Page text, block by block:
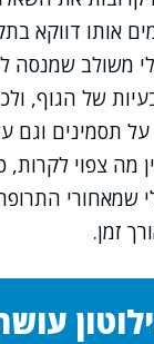
אותו דווקא
משולב שמנסה
של הגוף,
תסמינים וגם
מה צפוי לקרות,
שמאחורי
זמן.